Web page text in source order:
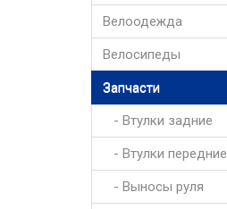
Велоодежда
Велосипеды
Запчасти
- Втулки задние
- Втулки передние
- Выносы руля